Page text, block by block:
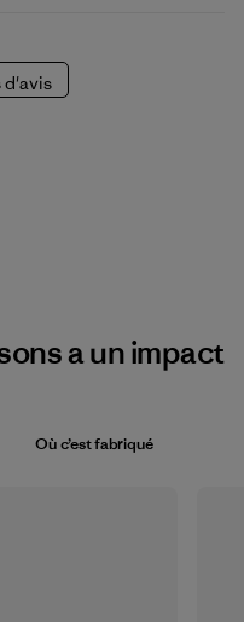
d'avis
a un impact
Où c’est fabriqué